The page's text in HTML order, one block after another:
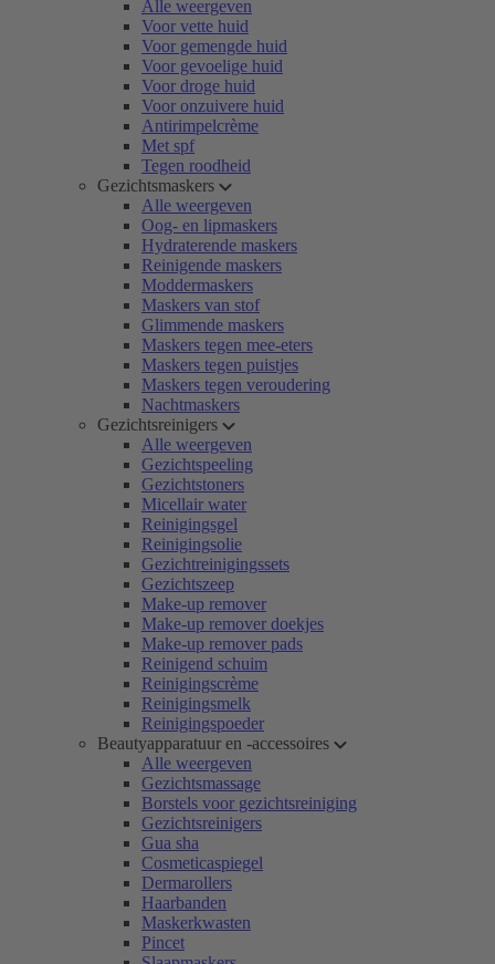
Alle weergeven
Voor vette huid
Voor gemengde huid
Voor gevoelige huid
Voor droge huid
Voor onzuivere huid
Antirimpelcrème
Met spf
Tegen roodheid
Gezichtsmaskers
Alle weergeven
Oog- en lipmaskers
Hydraterende maskers
Reinigende maskers
Moddermaskers
Maskers van stof
Glimmende maskers
Maskers tegen mee-eters
Maskers tegen puistjes
Maskers tegen veroudering
Nachtmaskers
Gezichtsreinigers
Alle weergeven
Gezichtspeeling
Gezichtstoners
Micellair water
Reinigingsgel
Reinigingsolie
Gezichtreinigingssets
Gezichtszeep
Make-up remover
Make-up remover doekjes
Make-up remover pads
Reinigend schuim
Reinigingscrème
Reinigingsmelk
Reinigingspoeder
Beautyapparatuur en -accessoires
Alle weergeven
Gezichtsmassage
Borstels voor gezichtsreiniging
Gezichtsreinigers
Gua sha
Cosmeticaspiegel
Dermarollers
Haarbanden
Maskerkwasten
Pincet